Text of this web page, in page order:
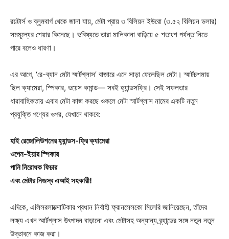
রয়টার্স ও ব্লুমবার্গ থেকে জানা যায়, মেটা প্রায় ৩ বিলিয়ন ইউরো (৩.৫২ বিলিয়ন ডলার)
সমমূল্যের শেয়ার কিনেছে। ভবিষ্যতে তারা মালিকানা বাড়িয়ে ৫ শতাংশ পর্যন্ত নিতে
পারে বলেও ধারণা।
এর আগে, ‘রে-ব্যান মেটা স্মার্টগ্লাস’ বাজারে এনে সাড়া ফেলেছিল মেটা। স্মার্টচশমায়
ছিল ক্যামেরা, স্পিকার, ভয়েস কমান্ড— সবই হ্যান্ডসফ্রি। সেই সফলতার
ধারাবাহিকতায় এবার মেটা কাজ করছে ওকলে মেটা স্মার্টগ্লাস নামের একটি নতুন
প্রযুক্তি পণ্যের ওপর, যেখানে থাকবে:
হাই রেজোলিউশনের হ্যান্ডস-ফ্রি ক্যামেরা
ওপেন-ইয়ার স্পিকার
পানি নিরোধক ফিচার
এবং মেটার নিজস্ব এআই সহকারী!
এদিকে, এলিসরলাক্সোটিকার প্রধান নির্বাহী ফ্রানসেসকো মিলেরি জানিয়েছেন, তাঁদের
লক্ষ্য এখন স্মার্টগ্লাস উৎপাদন বাড়ানো এবং মেটাসহ অন্যান্য ব্র্যান্ডের সঙ্গে নতুন নতুন
উদ্ভাবনে কাজ করা।